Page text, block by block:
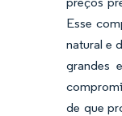
Esse
natural e
grandes
de que